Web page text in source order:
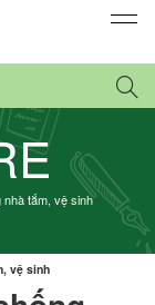
tắm, vệ sinh
vệ sinh